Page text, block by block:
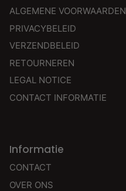
ALGEMENE VOORWAARDEN
PRIVACYBELEID
VERZENDBELEID
RETOURNEREN
LEGAL NOTICE
CONTACT INFORMATIE
Informatie
CONTACT
OVER ONS